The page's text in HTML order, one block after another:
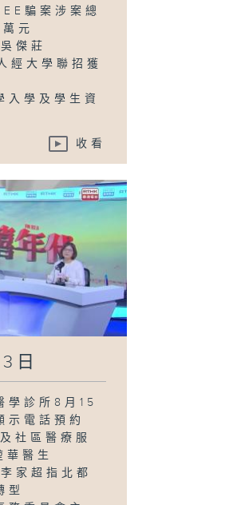
騙案涉案總
元
傑莊
經大學聯招獲
入學及學生資
收看
日
學診所8月15
示電話預約
社區醫療服
醫生
家超指北都
型